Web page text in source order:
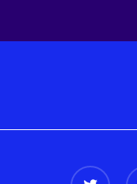
twitter